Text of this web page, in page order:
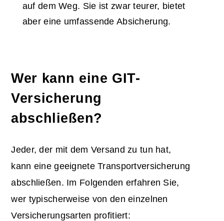
auf dem Weg. Sie ist zwar teurer, bietet
aber eine umfassende Absicherung.
Wer kann eine GIT-
Versicherung
abschließen?
Jeder, der mit dem Versand zu tun hat,
kann eine geeignete Transportversicherung
abschließen. Im Folgenden erfahren Sie,
wer typischerweise von den einzelnen
Versicherungsarten profitiert: